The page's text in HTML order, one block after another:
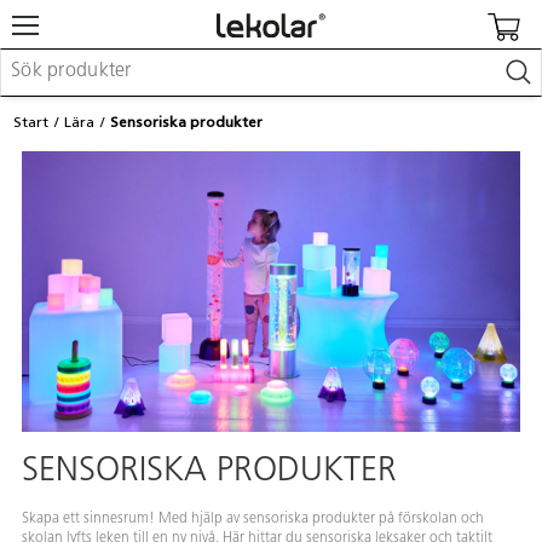
Möbler & inredning
Barnvagnar & småbarnsartiklar
Skolförbrukning & kontorsmaterial
Logga in / Registrera dig
Hitta din säljare
Start Lära Sensoriska produkter
SENSORISKA PRODUKTER
Skapa ett sinnesrum! Med hjälp av sensoriska produkter på förskolan och
skolan lyfts leken till en ny nivå. Här hittar du sensoriska leksaker och taktilt